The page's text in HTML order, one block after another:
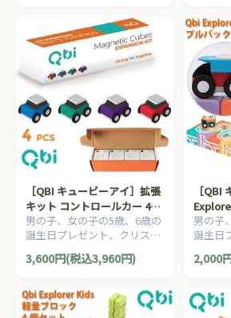
しろうの絵本シリーズです。
しろう
［QBI キュービーアイ］拡張
キット コントロールカー 4台
セット プログラミング的思考
を育てる磁石ブロック知育玩
具
男の子、女の子の5歳、6歳の
誕生日プレゼント、クリスマ
スプレゼント、入園祝いにお
すすめの、プログラミング的
QBI キュービーアイシリーズ
です。
3,600円(税込3,960円)
［QBI
プルバ
ー グリ
品 プロ
てる磁
男の子
誕生日
スプ
すすめ
QBI キ
です。
2,000